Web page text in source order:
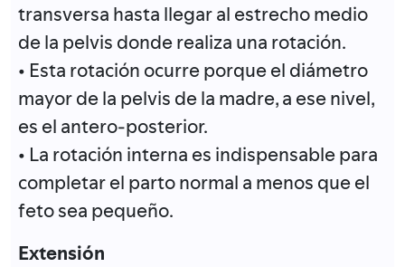
transversa hasta llegar al estrecho medio
de la pelvis donde realiza una rotación.
• Esta rotación ocurre porque el diámetro
mayor de la pelvis de la madre, a ese nivel,
es el antero-posterior.
• La rotación interna es indispensable para
completar el parto normal a menos que el
feto sea pequeño.
Extensión